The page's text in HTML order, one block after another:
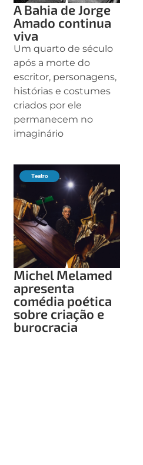
A Bahia de Jorge
Amado continua
viva
Um quarto de século
após a morte do
escritor, personagens,
histórias e costumes
criados por ele
permanecem no
imaginário
Teatro
Michel Melamed
apresenta
comédia poética
sobre criação e
burocracia